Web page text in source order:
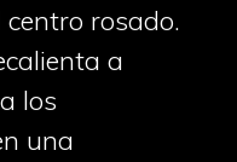
centro rosado.
a
los
una